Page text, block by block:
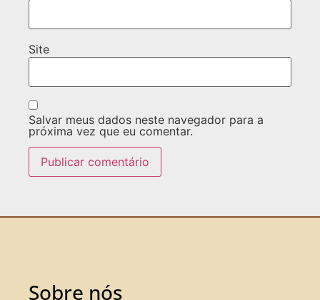
Site
Salvar meus dados neste navegador para a
próxima vez que eu comentar.
Sobre nós